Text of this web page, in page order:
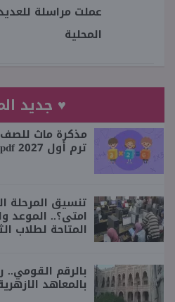
عملت مراسلة
المحلية
♥ جديد
مذكرة ماث للصف
ترم أول 2027 pdf
امتى؟.. الموعد
المتاحة لطلاب
بالرقم القومي..
بالمعاهد الازهرية